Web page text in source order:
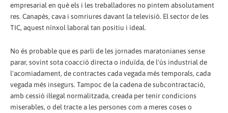
empresarial en què els i les treballadores no pintem absolutament
res. Canapès, cava i somriures davant la televisió. El sector de les
TIC, aquest nínxol laboral tan positiu i ideal.
No és probable que es parli de les jornades maratonianes sense
parar, sovint sota coacció directa o induïda, de l'ús industrial de
l'acomiadament, de contractes cada vegada més temporals, cada
vegada més insegurs. Tampoc de la cadena de subcontractació,
amb cessió il·legal normalitzada, creada per tenir condicions
miserables, o del tracte a les persones com a meres coses o